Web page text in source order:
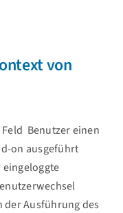
von
Benutzereinen
on ausgeführt
Ausführung des